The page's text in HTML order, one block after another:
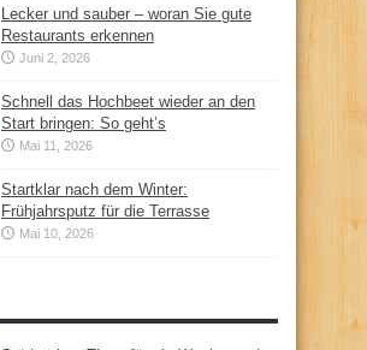
Lecker und sauber – woran Sie gute
Restaurants erkennen
Juni 2, 2026
Schnell das Hochbeet wieder an den
Start bringen: So geht’s
Mai 11, 2026
Startklar nach dem Winter:
Frühjahrsputz für die Terrasse
Mai 10, 2026